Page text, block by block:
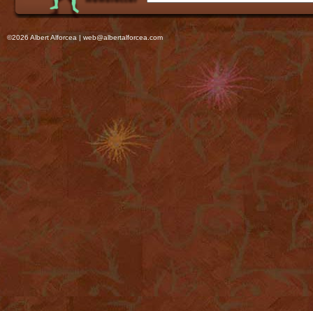
©2026 Albert Alforcea | web@albertalforcea.com